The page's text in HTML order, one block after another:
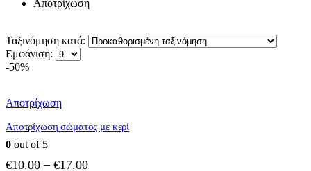
Αποτρίχωση
Ταξινόμηση κατά:
Εμφάνιση:
-50%
το
έχει
πολλαπλές
Οι
Αποτρίχωση
Αποτρίχωση σώματος με κερί
0 out of 5
€10.00 – €17.00Price